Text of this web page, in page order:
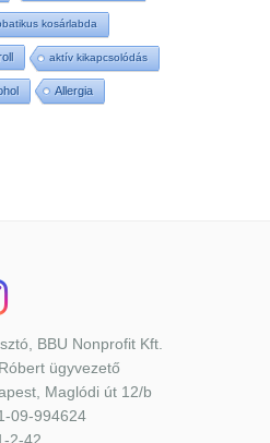
kosárlabda
aktív kikapcsolódás
Allergia
BBU Nonprofit Kft.
ügyvezető
Maglódi út 12/b
09-994624
2-42